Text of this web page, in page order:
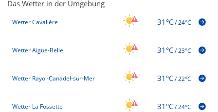
Das Wetter in der Umgebung
Wetter Cavalière 31°C/24°C
Wetter Aigue-Belle 31°C/23°C
Wetter Rayol-Canadel-sur-Mer 31°C/22°C
Wetter La Fossette 31°C/24°C